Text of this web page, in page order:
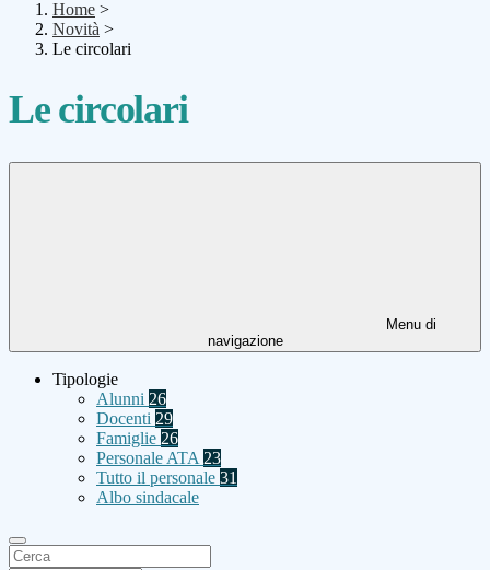
Home >
Novità >
Le circolari
Le circolari
Menu di
navigazione
Tipologie
Alunni 26
Docenti 29
Famiglie 26
Personale ATA 23
Tutto il personale 31
Albo sindacale